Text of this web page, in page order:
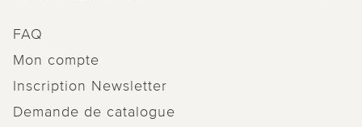
FAQ
Mon compte
Inscription Newsletter
Demande de catalogue